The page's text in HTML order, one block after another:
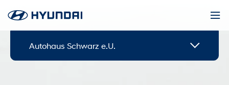
Autohaus Schwarz e.U.